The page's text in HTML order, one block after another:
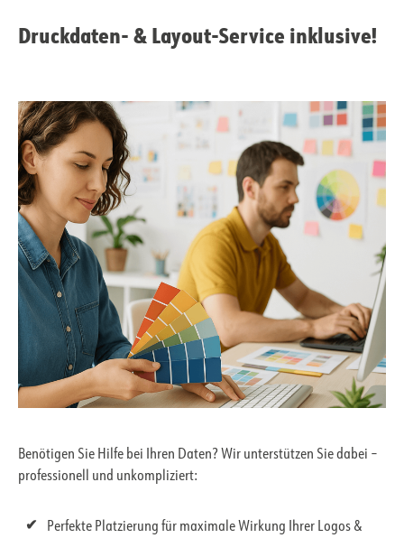
Druckdaten- & Layout-Service inklusive!
Benötigen Sie Hilfe bei Ihren Daten? Wir unterstützen Sie dabei –
professionell und unkompliziert:
Perfekte Platzierung für maximale Wirkung Ihrer Logos &